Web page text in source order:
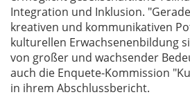
Integration und Inklusion.
kreativen und kommunikativen
kulturellen Erwachsenenbildung
von großer und wachsender
auch die Enquete-Kommission
in ihrem Abschlussbericht.